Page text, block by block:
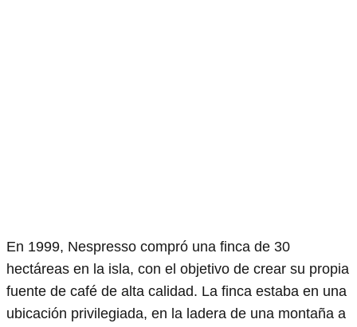
En 1999, Nespresso compró una finca de 30
hectáreas en la isla, con el objetivo de crear su propia
fuente de café de alta calidad. La finca estaba en una
ubicación privilegiada, en la ladera de una montaña a